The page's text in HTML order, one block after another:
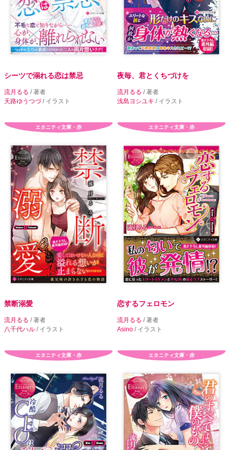
シーツで溺れる恋は禁忌
流月るる / 著者
天路ゆうつづ/ イラスト
夜毎、君とくちづけを
流月るる / 著者
浅島ヨシユキ / イラスト
エタニティ文庫・赤
禁断溺愛
流月るる / 著者
八千代ハル / イラスト
エタニティ文庫・赤
恋するフェロモン
流月るる / 著者
Asino / イラスト
エタニティ文庫・赤 エタニティ文庫・赤